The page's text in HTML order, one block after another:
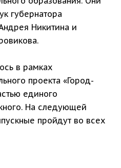
губернатора
Никитина и
в рамках
проекта «Город-
единого
На следующей
пройдут во всех